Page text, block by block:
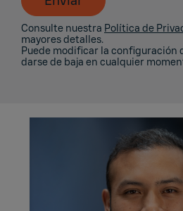
Consulte nuestra Política de
mayores detalles.
Puede modificar la configuración
darse de baja en cualquier